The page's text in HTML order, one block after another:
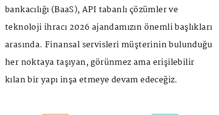
bankacılığı (BaaS), API tabanlı çözümler ve
teknoloji ihracı 2026 ajandamızın önemli başlıkları
arasında. Finansal servisleri müşterinin bulunduğu
her noktaya taşıyan, görünmez ama erişilebilir
kılan bir yapı inşa etmeye devam edeceğiz.